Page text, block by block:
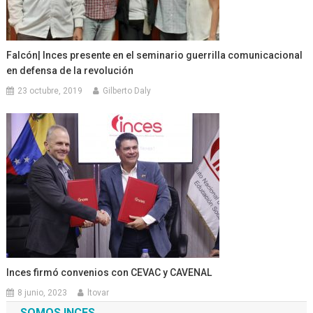
Falcón| Inces presente en el seminario guerrilla comunicacional
en defensa de la revolución
23 octubre, 2019 Gilberto Daly
Inces firmó convenios con CEVAC y CAVENAL
8 junio, 2023 ltovar